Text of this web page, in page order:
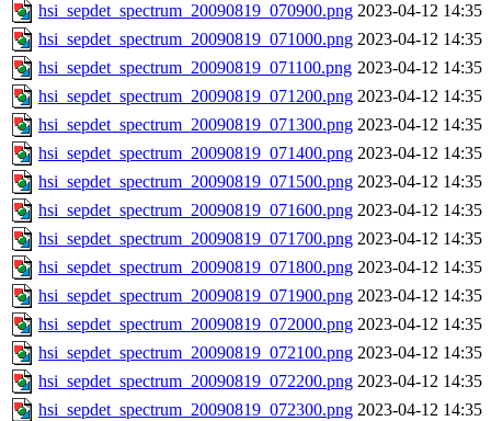
hsi_sepdet_spectrum_20090819_070900.png 2023-04-12 14:35
hsi_sepdet_spectrum_20090819_071000.png 2023-04-12 14:35
hsi_sepdet_spectrum_20090819_071100.png 2023-04-12 14:35
hsi_sepdet_spectrum_20090819_071200.png 2023-04-12 14:35
hsi_sepdet_spectrum_20090819_071300.png 2023-04-12 14:35
hsi_sepdet_spectrum_20090819_071400.png 2023-04-12 14:35
hsi_sepdet_spectrum_20090819_071500.png 2023-04-12 14:35
hsi_sepdet_spectrum_20090819_071600.png 2023-04-12 14:35
hsi_sepdet_spectrum_20090819_071700.png 2023-04-12 14:35
hsi_sepdet_spectrum_20090819_071800.png 2023-04-12 14:35
hsi_sepdet_spectrum_20090819_071900.png 2023-04-12 14:35
hsi_sepdet_spectrum_20090819_072000.png 2023-04-12 14:35
hsi_sepdet_spectrum_20090819_072100.png 2023-04-12 14:35
hsi_sepdet_spectrum_20090819_072200.png 2023-04-12 14:35
hsi_sepdet_spectrum_20090819_072300.png 2023-04-12 14:35